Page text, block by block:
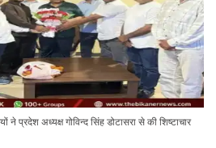
ने प्रदेश अध्यक्ष गोविन्द सिंह डोटासरा से की शिष्टाचार